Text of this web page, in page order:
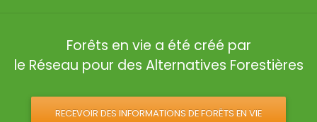
Forêts en vie a été créé par
le Réseau pour des Alternatives Forestières
RECEVOIR DES INFORMATIONS DE FORÊTS EN VIE